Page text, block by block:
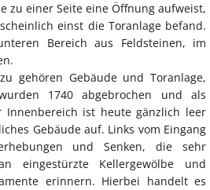
zu einer Seite eine Öffnung aufweist,
einst die Toranlage befand.
Bereich aus Feldsteinen, im
gehören Gebäude und Toranlage,
1740 abgebrochen und als
Innenbereich ist heute gänzlich leer
Gebäude auf. Links vom Eingang
und Senken, die sehr
eingestürzte Kellergewölbe und
erinnern. Hierbei handelt es